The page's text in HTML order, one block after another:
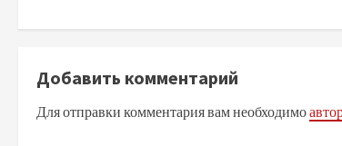
о
о
Добавить комментарий
Для отправки комментария вам необходимо